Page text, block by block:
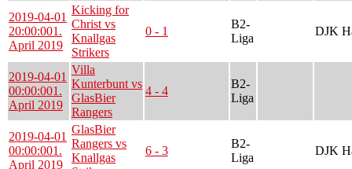
2019-04-01
20:00:001.
April 2019
Kicking for
Christ vs
Knallgas
Strikers
0 - 1
B2-
Liga
DJK
2019-04-01
00:00:001.
April 2019
Villa
Kunterbunt vs
GlasBier
Rangers
4 - 4
B2-
Liga
2019-04-01
00:00:001.
April 2019
GlasBier
Rangers vs
Knallgas
6 - 3
B2-
Liga
DJK